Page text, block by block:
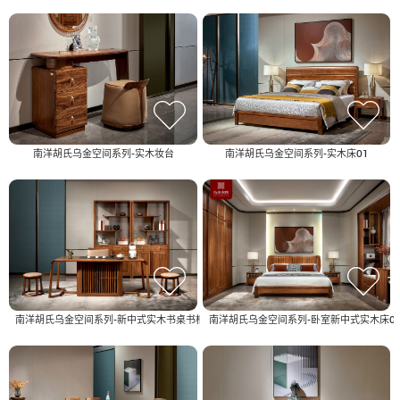
南洋胡氏乌金空间系列-实木妆台 南洋胡氏乌金空间系列-实木床01
南洋胡氏乌金空间系列-新中式实木书桌书柜01南洋胡氏乌金空间系列-卧室新中式实木床